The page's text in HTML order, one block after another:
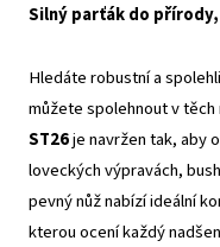
Silný parťák do
Hledáte robustní a
můžete spolehnout v těch
ST26je navržen tak, aby
loveckých výpravách,
pevný nůž nabízí ideální
kterou ocení každý